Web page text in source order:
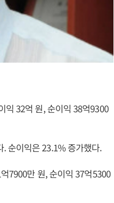
익 32억 원, 순이익 38억9300
순이익은 23.1% 증가했다.
7900만 원, 순이익 37억5300